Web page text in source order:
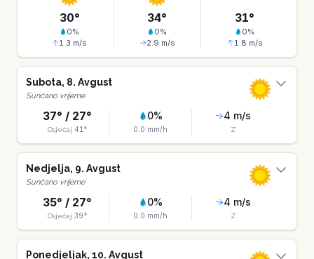
30°
0%
1.3 m/s
34°
0%
2.9 m/s
31°
0%
1.8 m/s
Subota, 8. Avgust
Sunčano vrijeme
37° / 27°
Osjećaj 41 °
0%
0.0 mm/h
4 m/s
Z
Nedjelja, 9. Avgust
Sunčano vrijeme
35° / 27°
Osjećaj 39°
0%
0.0 mm/h
4 m/s
Z
Ponedjeljak, 10. Avgust